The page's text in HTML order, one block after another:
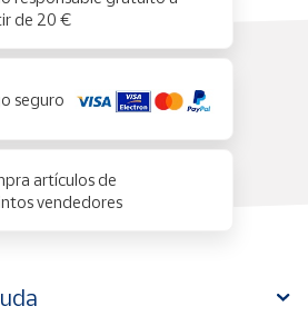
de 20 €
seguro
artículos de
vendedores